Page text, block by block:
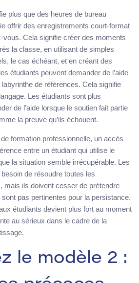
plus que des heures de bureau
offrir des enregistrements court-format
vous. Cela signifie créer des moments
la classe, en utilisant de simples
le cas échéant, et en créant des
étudiants peuvent demander de l’aide
de références. Cela signifie
Les étudiants sont plus
de l’aide lorsque le soutien fait partie
la preuve qu’ils échouent.
formation professionnelle, un accès
entre un étudiant qui utilise le
la situation semble irrécupérable. Les
de résoudre toutes les
mais ils doivent cesser de prétendre
pas pertinentes pour la persistance.
étudiants devient plus fort au moment
au sérieux dans le cadre de la
le modèle 2 :